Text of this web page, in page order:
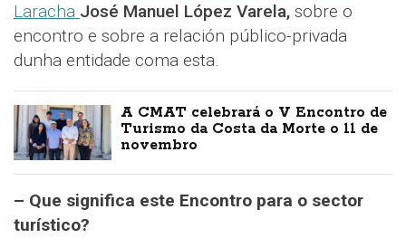
Laracha José Manuel López Varela, sobre o
encontro e sobre a relación público-privada
dunha entidade coma esta.
A CMAT celebrará o V Encontro de
Turismo da Costa da Morte o 11 de
novembro
– Que significa este Encontro para o sector
turístico?